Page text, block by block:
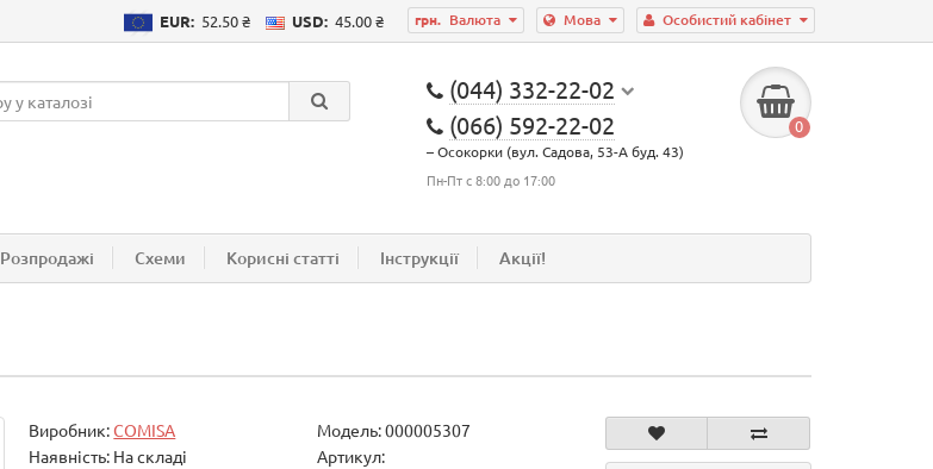
Особистий кабінет
Мова
грн. Валюта
EUR: 52.50 ₴ USD: 45.00 ₴
(044) 332-22-02
(066) 592-22-02
– Осокорки (вул. Садова, 53-А буд. 43)
Пн-Пт с 8:00 до 17:00
0
Розпродажі Схеми Корисні статті Інструкції Акції!
Виробник:COMISA Модель:000005307
Наявність: На складі
Артикул: